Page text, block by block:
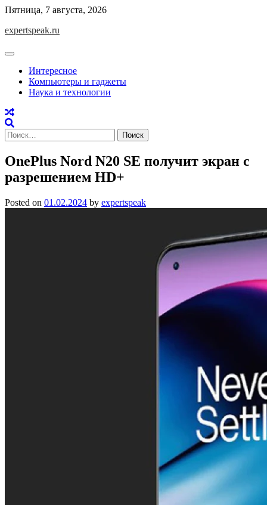
Skip
content
Пятница, 7 августа, 2026
expertspeak.ru
Интересное
Компьютеры и гаджеты
Наука и технологии
Найти:
OnePlus Nord N20 SE получит экран c
разрешением HD+
Posted on 01.02.2024 by expertspeak